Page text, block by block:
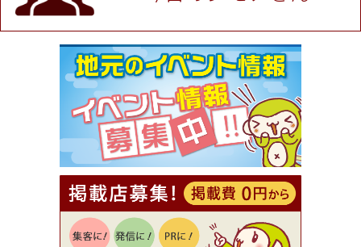
★ジモア限定特典★ お会計より全品5％OFF（ナチ
ュラル＆ハンドメイドショップ［マキマキ］）
[有効期限]2026年9月30日まで
【ジモア限定①】初回割引 特価 VIO脱毛11,000円
⇒8,800円（メンズ専門ワックス脱毛サロン Mickle
（ミックル））
[有効期限]2026年9月30日
【ジモア読者特典2】コース 3,500円→3,000円（料
理5品+2時間飲み放題）（創作イタリアン Pia Cu
ore（ピアクオーレ））
[有効期限]2026年9月30日
【ジモア読者特典1】料理全品20％OFF ※18時以
降（創作イタリアン Pia Cuore（ピアクオーレ））
[有効期限]2026年9月30日